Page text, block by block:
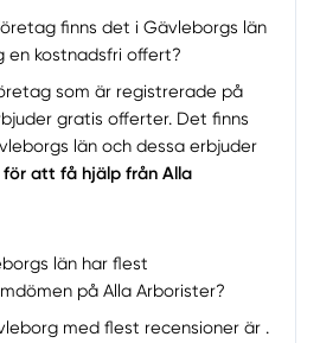
finns det i Gävleborgs län
en kostnadsfri offert?
som är registrerade på
gratis offerter. Det finns
län och dessa erbjuder
för att få hjälp från Alla
län har flest
på Alla Arborister?
med flest recensioner är .